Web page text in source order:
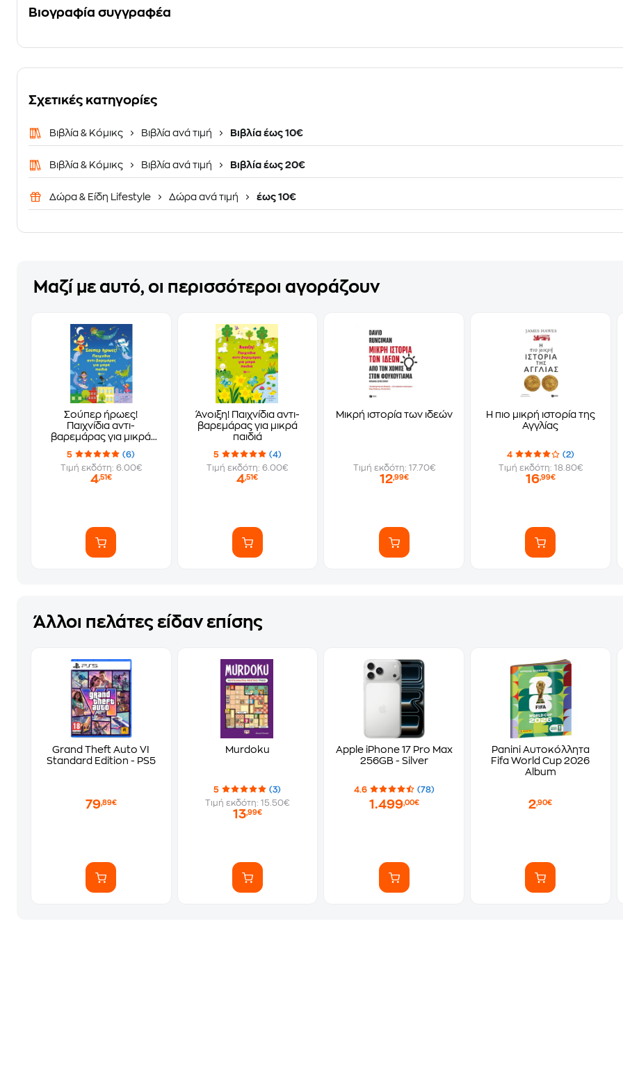
Βιογραφία συγγραφέα
Σχετικές κατηγορίες
Βιβλία & Κόμικς Βιβλία ανά τιμή Βιβλία έως 10€
Βιβλία & Κόμικς Βιβλία ανά τιμή Βιβλία έως 20€
Δώρα & Είδη Lifestyle Δώρα ανά τιμή έως 10€
Μαζί με αυτό, οι περισσότεροι αγοράζουν
Σούπερ ήρωες!
Παιχνίδια αντι-
βαρεμάρας για μικρά
παιδιά
5
(6)
Τιμή εκδότη: 6.00€
4,51€
Άνοιξη! Παιχνίδια αντι-
βαρεμάρας για μικρά
παιδιά
5
(4)
Τιμή εκδότη: 6.00€
4,51€
Μικρή ιστορία των ιδεών
Τιμή εκδότη: 17.70€
12,99€
Η πιο μικρή ιστορία της
Αγγλίας
4
(2)
Τιμή εκδότη: 18.80€
16,99€
Άλλοι πελάτες είδαν επίσης
Grand Theft Auto VI
Standard Edition - PS5
79,89€
Murdoku
5
(3)
Τιμή εκδότη: 15.50€
13,99€
Apple iPhone 17 Pro Max
256GB - Silver
4.6 (78)
1.499,00€
Panini Αυτοκόλλητα
Fifa World Cup 2026
Album
2,90€